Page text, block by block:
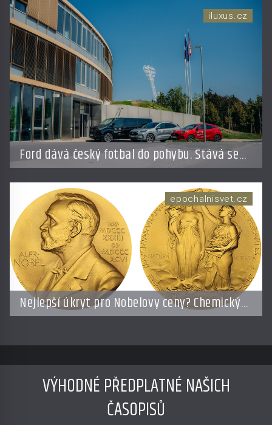
Ford dává český fotbal do pohybu. Stává se
novým partnerem FAČR
iluxus.cz
Nejlepší úkryt pro Nobelovy ceny? Chemický
roztok!
epochalnisvet.cz
VÝHODNÉ PŘEDPLATNÉ NAŠICH
ČASOPISŮ